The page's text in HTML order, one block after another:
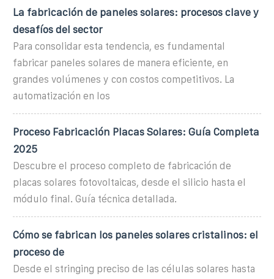
La fabricación de paneles solares: procesos clave y
desafíos del sector
Para consolidar esta tendencia, es fundamental
fabricar paneles solares de manera eficiente, en
grandes volúmenes y con costos competitivos. La
automatización en los
Proceso Fabricación Placas Solares: Guía Completa
2025
Descubre el proceso completo de fabricación de
placas solares fotovoltaicas, desde el silicio hasta el
módulo final. Guía técnica detallada.
Cómo se fabrican los paneles solares cristalinos: el
proceso de
Desde el stringing preciso de las células solares hasta